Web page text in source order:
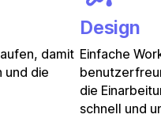
damit
und die
Design
Einfache
die
schnell und